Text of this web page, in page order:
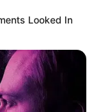
Looked In